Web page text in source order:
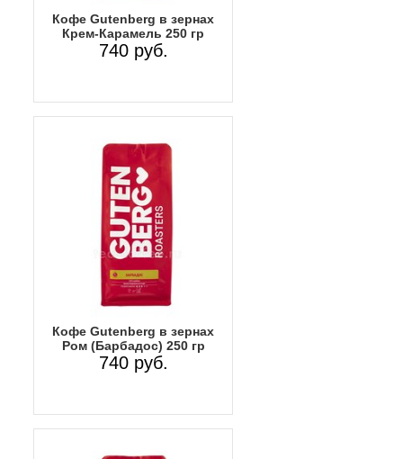
Кофе Gutenberg в зернах
Крем-Карамель 250 гр
740 руб.
Кофе Gutenberg в зернах
Ром (Барбадос) 250 гр
740 руб.